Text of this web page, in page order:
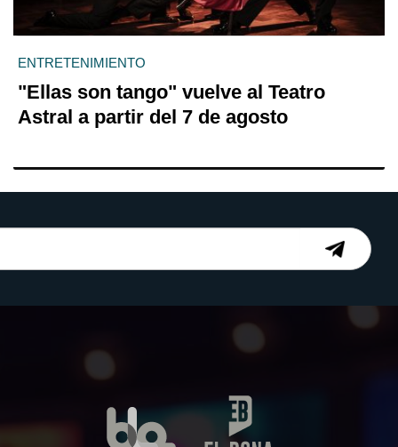
ENTRETENIMIENTO
"Ellas son tango" vuelve al Teatro
Astral a partir del 7 de agosto